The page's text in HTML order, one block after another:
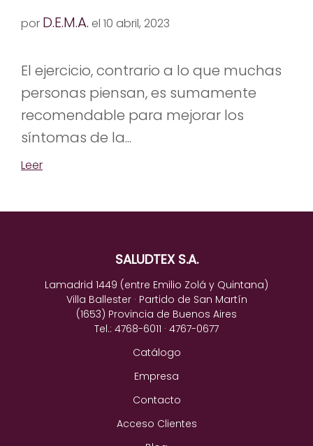
por D.E.M.A. el 10 abril, 2023
El ejercicio, contrario a lo que muchas
personas piensan, es sumamente
recomendable para mejorar los
síntomas de la...
Leer
SALUDTEX S.A.
Lamadrid 1449 (entre Emilio Zolá y Quintana)
Villa Ballester · Partido de San Martín
(1653) Provincia de Buenos Aires
Tel.: 4768-6011 · 4767-0677
Catálogo
Empresa
Contacto
Acceso Clientes